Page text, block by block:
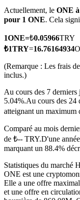
Produits dérivés
premières
Futures utilisant
Actuellement, le ONE
pour 1 ONE. Cela
1ONE=₺0.05966TRY
₺1TRY=16.76164934
(Remarque : Les frais
inclus.)
Au cours des 7
5.04%.Au cours des 24
atteignant un
Comparé au mois
de ₺-- TRY.D'une
marquant un 88.4%
Statistiques du marché
ONE est une
Elle a une offre
et une offre en